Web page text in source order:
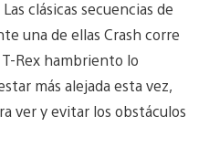
Las clásicas secuencias de
una de ellas Crash corre
Rex hambriento lo
más alejada esta vez,
ver y evitar los obstáculos